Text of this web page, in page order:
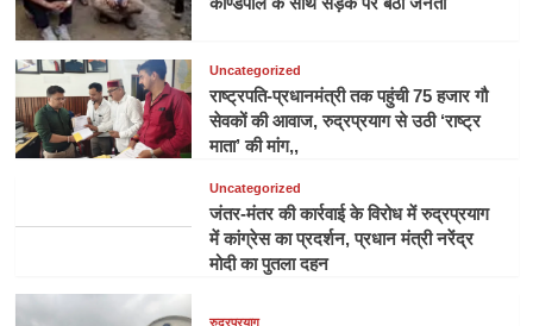
Uncategorized
राष्ट्रपति-प्रधानमंत्री तक पहुंची 75 हजार गौ
सेवकों की आवाज, रुद्रप्रयाग से उठी ‘राष्ट्र
माता’ की मांग,,
Uncategorized
जंतर-मंतर की कार्रवाई के विरोध में रुद्रप्रयाग
में कांग्रेस का प्रदर्शन, प्रधान मंत्री नरेंद्र
मोदी का पुतला दहन
रुद्रप्रयाग